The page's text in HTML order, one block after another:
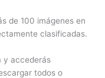
de 100 imágenes en
clasificadas.
y accederás
todos o